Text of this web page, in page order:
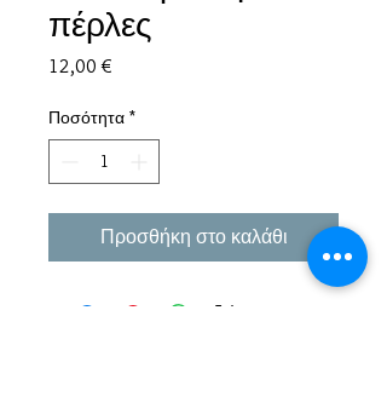
πέρλες
12,00 €
Ποσότητα *
Προσθήκη στο καλάθι